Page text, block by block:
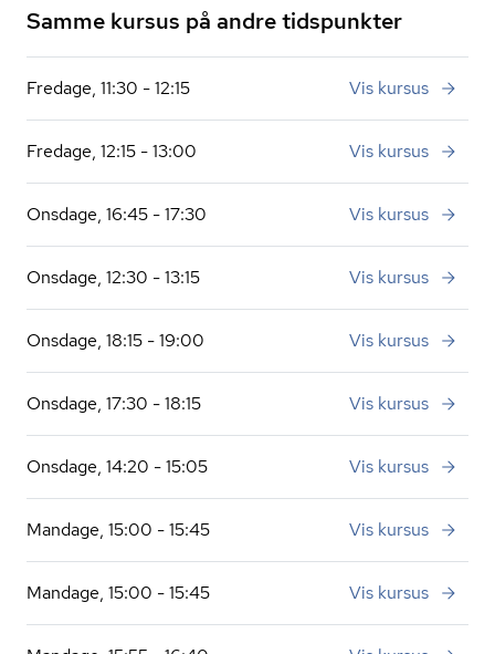
Samme kursus på andre tidspunkter
Fredage, 11:30 - 12:15 Vis kursus
Fredage, 12:15 - 13:00 Vis kursus
Onsdage, 16:45 - 17:30 Vis kursus
Onsdage, 12:30 - 13:15 Vis kursus
Onsdage, 18:15 - 19:00 Vis kursus
Onsdage, 17:30 - 18:15 Vis kursus
Onsdage, 14:20 - 15:05 Vis kursus
Mandage, 15:00 - 15:45 Vis kursus
Mandage, 15:00 - 15:45 Vis kursus